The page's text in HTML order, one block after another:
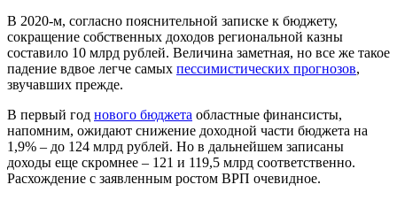
В 2020-м, согласно пояснительной записке к бюджету,
сокращение собственных доходов региональной казны
составило 10 млрд рублей. Величина заметная, но все же такое
падение вдвое легче самых пессимистических прогнозов,
звучавших прежде.
В первый год нового бюджета областные финансисты,
напомним, ожидают снижение доходной части бюджета на
1,9% – до 124 млрд рублей. Но в дальнейшем записаны
доходы еще скромнее – 121 и 119,5 млрд соответственно.
Расхождение с заявленным ростом ВРП очевидное.